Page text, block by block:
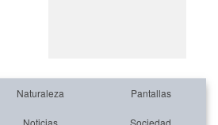
Naturaleza Pantallas
Noticias Sociedad